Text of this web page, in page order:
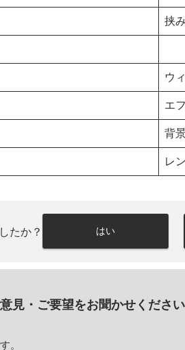
挟
ウ
エ
背
レ
たか？ はい
見・ ご要望をお聞かせください
。